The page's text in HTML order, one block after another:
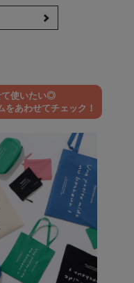
て使いたい◎
あわせてチェック！